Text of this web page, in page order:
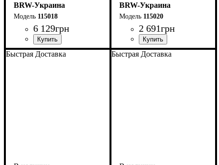
BRW-Украина
115018
6 129грн
ширина, мм: 1460
высота, мм: 445-845
глубина, мм: 2045
BRW-Украина
115020
2 691грн
ширина, мм: 510
высота, мм: 1160
глубина, мм: 20
Быстрая Доставка Быстрая Доставка